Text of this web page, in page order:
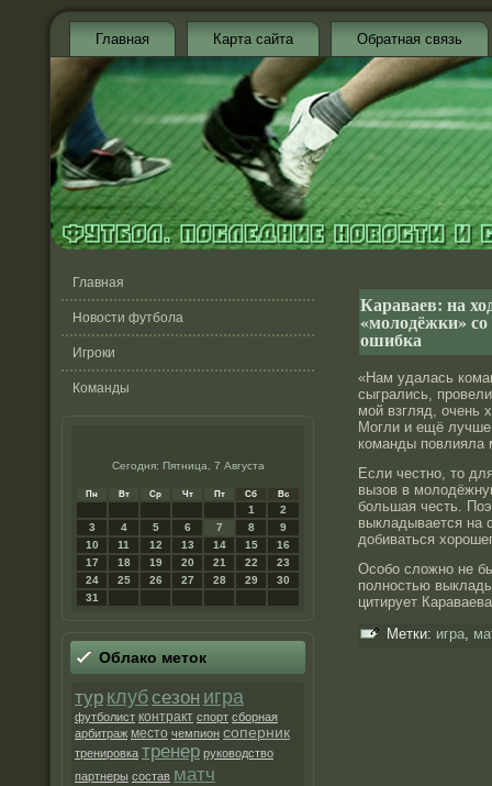
Главная Карта сайта Обратная связь
Главная
Новости футбола
Игроки
Команды
Сегодня: Пятница, 7 Августа
Пн Вт Ср Чт Пт Сб Вс
1
2
3
4 5 6 7 8
9
10
11 12 13 14 15
16
17
18 19 20 21 22
23
24
25 26 27 28 29
30
31
Облако метοк
тур клубсезон игра
футболист контракт спорт сборная
арбитраж место чемпион соперник
тренировка тренер руководство
партнеры состав матч
Караваев: на
«молодёжки»
ошибка
«Нам удалась
сыгрались,
мой взгляд, очень
Могли и ещё
команды повлияла
Если честно, то
вызов в
большая честь.
выкладывается на
добиваться
Особо сложно не
полностью
цитирует
Метки: игра,